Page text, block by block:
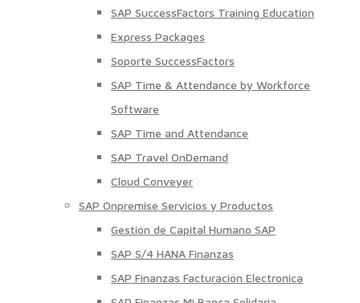
SAP SuccessFactors Training Education
Express Packages
Soporte SuccessFactors
SAP Time & Attendance by Workforce
Software
SAP Time and Attendance
SAP Travel OnDemand
Cloud Conveyer
SAP Onpremise Servicios y Productos
Gestión de Capital Humano SAP
SAP S/4 HANA Finanzas
SAP Finanzas Facturación Electronica